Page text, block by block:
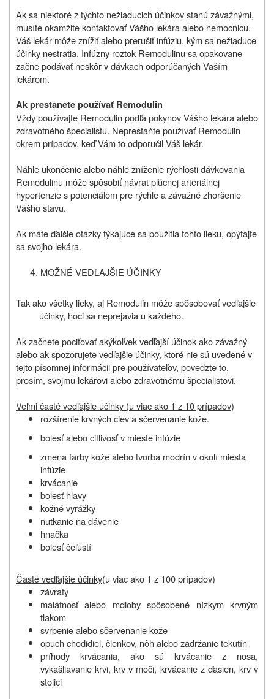
Ak sa niektoré z týchto nežiaducich účinkov stanú závažnými,
musíte okamžite kontaktovať Vášho lekára alebo nemocnicu.
Váš lekár môže znížiť alebo prerušiť infúziu, kým sa nežiaduce
účinky nestratia. Infúzny roztok Remodulinu sa opakovane
začne podávať neskôr v dávkach odporúčaných Vaším
lekárom.
Ak prestanete používať Remodulin
Vždy používajte Remodulin podľa pokynov Vášho lekára alebo
zdravotného špecialistu. Neprestaňte používať Remodulin
okrem prípadov, keď Vám to odporučil Váš lekár.
Náhle ukončenie alebo náhle zníženie rýchlosti dávkovania
Remodulinu môže spôsobiť návrat pľúcnej arteriálnej
hypertenzie s potenciálom pre rýchle a závažné zhoršenie
Vášho stavu.
Ak máte ďalšie otázky týkajúce sa použitia tohto lieku, opýtajte
sa svojho lekára.
MOŽNÉ VEDĽAJŠIE ÚČINKY
Tak ako všetky lieky, aj Remodulin môže spôsobovať vedľajšie
účinky, hoci sa neprejavia u každého.
Ak začnete pociťovať akýkoľvek vedľajší účinok ako závažný
alebo ak spozorujete vedľajšie účinky, ktoré nie sú uvedené v
tejto písomnej informácii pre používateľov, povedzte to,
prosím, svojmu lekárovi alebo zdravotnému špecialistovi.
Veľmi časté vedľajšie účinky (u viac ako 1 z 10 prípadov)
rozšírenie krvných ciev a sčervenanie kože.
bolesť alebo citlivosť v mieste infúzie
zmena farby kože alebo tvorba modrín v okolí miesta
infúzie
krvácanie
bolesť hlavy
kožné vyrážky
nutkanie na dávenie
hnačka
bolesť čeľustí
Časté vedľajšie účinky(u viac ako 1 z 100 prípadov)
závraty
malátnosť alebo mdloby spôsobené nízkym krvným
tlakom
svrbenie alebo sčervenanie kože
opuch chodidiel, členkov, nôh alebo zadržanie tekutín
príhody krvácania, ako sú krvácanie z nosa,
vykašliavanie krvi, krv v moči, krvácanie z ďasien, krv v
stolici